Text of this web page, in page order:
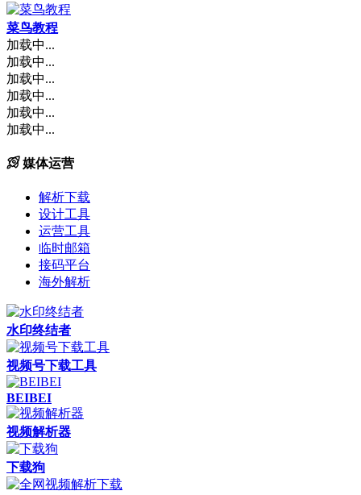
菜鸟教程
加载中...
加载中...
加载中...
加载中...
加载中...
加载中...
媒体运营
解析下载
设计工具
运营工具
临时邮箱
接码平台
海外解析
水印终结者
视频号下载工具
BEIBEI
视频解析器
下载狗